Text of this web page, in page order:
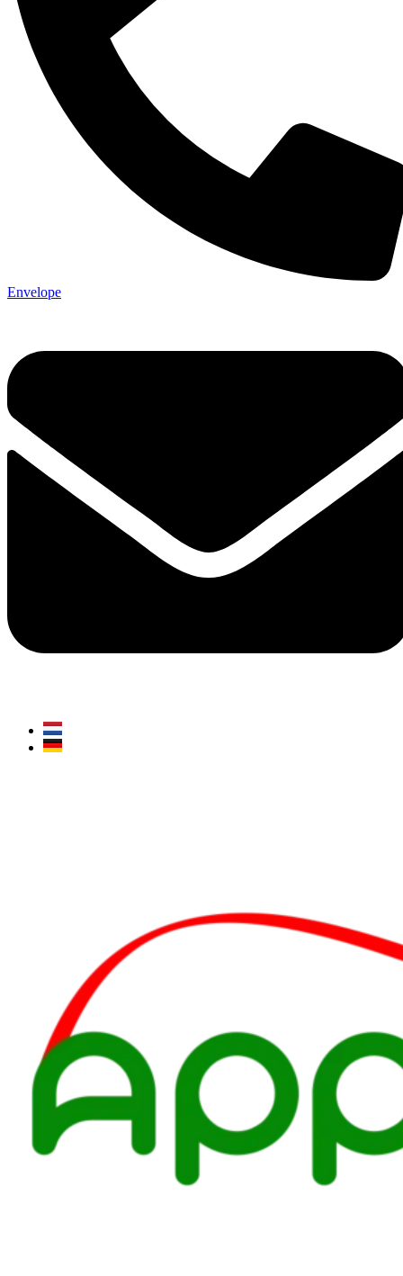
Envelope